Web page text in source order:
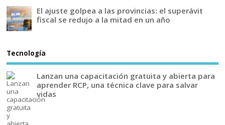
El ajuste golpea a las provincias: el superávit
fiscal se redujo a la mitad en un año
Tecnología
Lanzan una capacitación gratuita y abierta para
aprender RCP, una técnica clave para salvar
vidas